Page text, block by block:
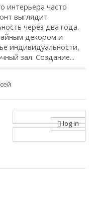
интерьера часто
выглядит
через два года.
декором и
индивидуальности,
зал. Создание...
log in